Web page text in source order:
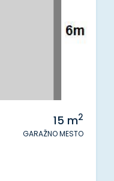
15 m2
GARAŽNO MESTO